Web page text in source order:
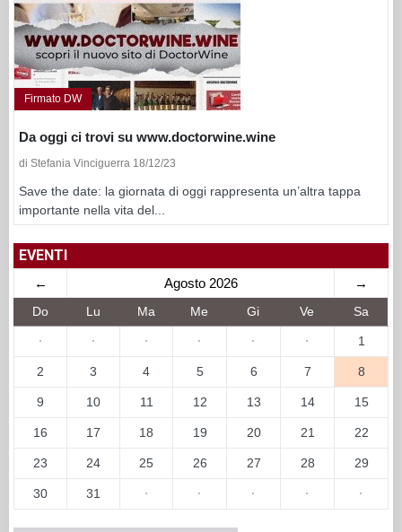
Firmato DW
Da oggi ci trovi su www.doctorwine.wine
di Stefania Vinciguerra 18/12/23
Save the date: la giornata di oggi rappresenta un’altra tappa
importante nella vita del...
EVENTI
← Agosto 2026 →
Do Lu Ma Me Gi Ve Sa
· · · · · · 1
2 3 4 5 6 7 8
9 10 11 12 13 14 15
16 17 18 19 20 21 22
23 24 25 26 27 28 29
30 31 · · · · ·